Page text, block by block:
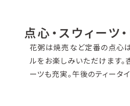
点心・スウィーツ
花粥は焼売など定番の点心
ルをお楽しみいただけます。
ーツも充実。午後のティータ